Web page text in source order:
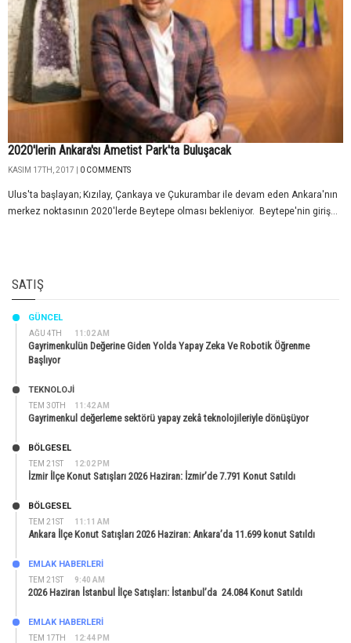
2020'lerin Ankara'sı Ametist Park'ta Buluşacak
KASIM 17TH, 2017 | 0 COMMENTS
Ulus'ta başlayan; Kızılay, Çankaya ve Çukurambar ile devam eden Ankara'nın
merkez noktasının 2020'lerde Beytepe olması bekleniyor. Beytepe'nin giriş...
SATIŞ
AĞU 4TH 11:02 AM
GÜNCEL
Gayrimenkulün Değerine Giden Yolda Yapay Zeka Ve Robotik Öğrenme
Başlıyor
TEM 30TH 11:42 AM
TEKNOLOJİ
Gayrimenkul değerleme sektörü yapay zekâ teknolojileriyle dönüşüyor
TEM 21ST 12:02 PM
BÖLGESEL
İzmir İlçe Konut Satışları 2026 Haziran: İzmir’de 7.791 Konut Satıldı
TEM 21ST 11:11 AM
BÖLGESEL
Ankara İlçe Konut Satışları 2026 Haziran: Ankara’da 11.699 konut Satıldı
TEM 21ST 9:40 AM
EMLAK HABERLERI
2026 Haziran İstanbul İlçe Satışları: İstanbul’da 24.084 Konut Satıldı
TEM 17TH 12:44 PM
EMLAK HABERLERI